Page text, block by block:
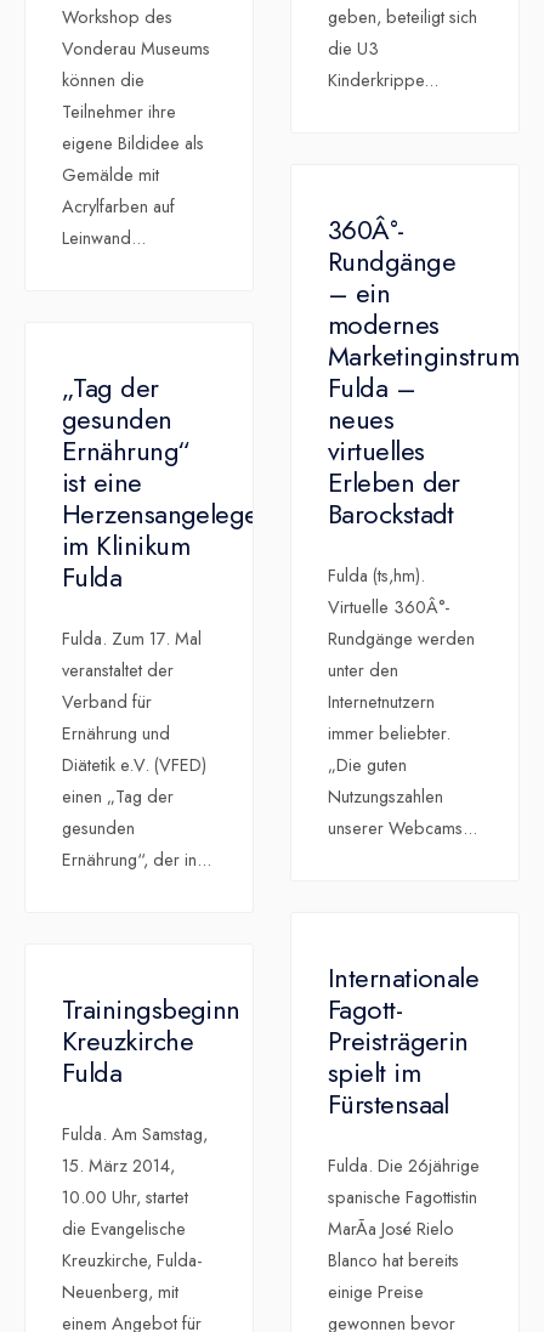
geben, beteiligt sich
die U3
Kinderkrippe...
Workshop des
Vonderau Museums
können die
Teilnehmer ihre
eigene Bildidee als
Gemälde mit
Acrylfarben auf
Leinwand...
360Â°-
Rundgänge
– ein
modernes
Fulda –
neues
virtuelles
Erleben der
Barockstadt
Fulda (ts,hm).
Virtuelle 360Â°-
Rundgänge werden
unter den
Internetnutzern
immer beliebter.
„Die guten
Nutzungszahlen
unserer Webcams...
„Tag der
gesunden
Ernährung“
ist eine
Herzensangelegenheit
im Klinikum
Fulda
Fulda. Zum 17. Mal
veranstaltet der
Verband für
Ernährung und
Diätetik e.V. (VFED)
einen „Tag der
gesunden
Ernährung“, der in...
Internationale
Fagott-
Preisträgerin
spielt im
Fürstensaal
Fulda. Die 26jährige
spanische Fagottistin
MarÃ­a José Rielo
Blanco hat bereits
einige Preise
gewonnen bevor
Trainingsbeginn
Kreuzkirche
Fulda
Fulda. Am Samstag,
15. März 2014,
10.00 Uhr, startet
die Evangelische
Kreuzkirche, Fulda-
Neuenberg, mit
einem Angebot für